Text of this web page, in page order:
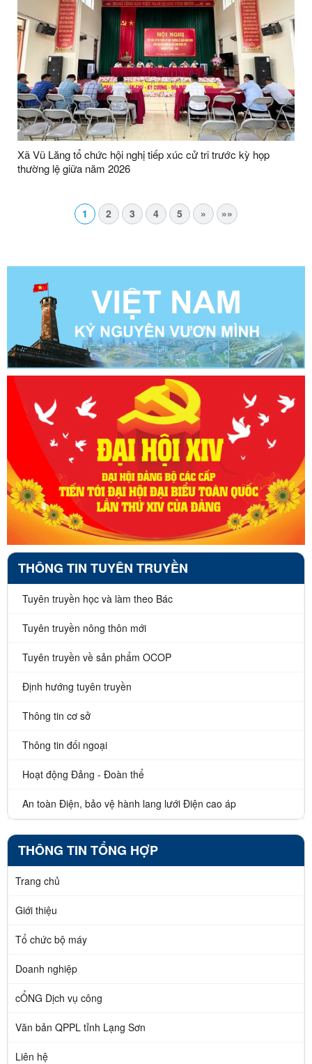
Xã Vũ Lăng tổ chức hội nghị tiếp xúc cử tri trước kỳ họp
thường lệ giữa năm 2026
1 2 3 4 5 » »»
THÔNG TIN TUYÊN TRUYỀN
Tuyên truyền học và làm theo Bác
Tuyên truyền nông thôn mới
Tuyên truyền về sản phẩm OCOP
Định hướng tuyên truyền
Thông tin cơ sở
Thông tin đối ngoại
Hoạt động Đảng - Đoàn thể
An toàn Điện, bảo vệ hành lang lưới Điện cao áp
THÔNG TIN TỔNG HỢP
Trang chủ
Giới thiệu
Tổ chức bộ máy
Doanh nghiệp
cỔNG Dịch vụ công
Văn bản QPPL tỉnh Lạng Sơn
Liên hệ